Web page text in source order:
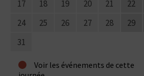
17
18 19 20 21 22
24
25 26 27 28 29
31
•
Voir les événements de cette